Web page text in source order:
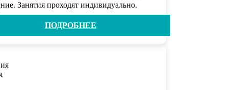
Занятия проходят индивидуально.
ПОДРОБНЕЕ